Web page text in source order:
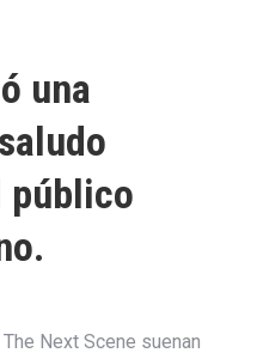
una
público
Next Scene suenan